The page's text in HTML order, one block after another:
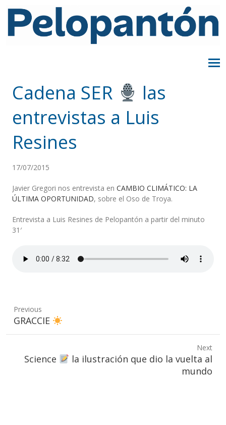
Cadena SER
las
entrevistas a Luis
Resines
17/07/2015
Javier Gregori nos entrevista en CAMBIO CLIMÁTICO: LA
ÚLTIMA OPORTUNIDAD, sobre el Oso de Troya.
Entrevista a Luis Resines de Pelopantón a partir del minuto
31′
Previous
Previous
post:
GRACCIE
Next
Next
Science
la ilustración que dio la vuelta al
mundo